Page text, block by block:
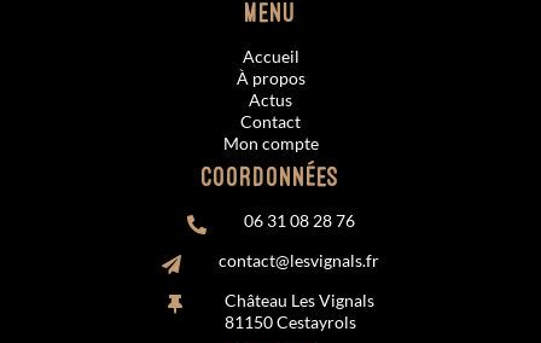
Menu
Accueil
À propos
Actus
Contact
Mon compte
Coordonnées
 06 31 08 28 76
 contact@lesvignals.fr

Château Les Vignals
81150 Cestayrols